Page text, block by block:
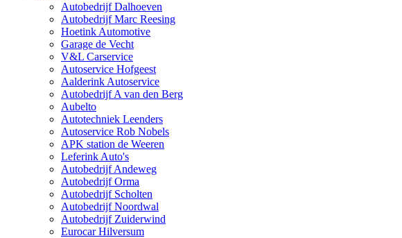
Autobedrijf Dalhoeven
Autobedrijf Marc Reesing
Hoetink Automotive
Garage de Vecht
V&L Carservice
Autoservice Hofgeest
Aalderink Autoservice
Autobedrijf A van den Berg
Aubelto
Autotechniek Leenders
Autoservice Rob Nobels
APK station de Weeren
Leferink Auto's
Autobedrijf Andeweg
Autobedrijf Orma
Autobedrijf Scholten
Autobedrijf Noordwal
Autobedrijf Zuiderwind
Eurocar Hilversum